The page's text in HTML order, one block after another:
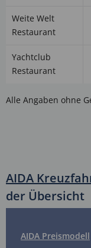
Weite Welt
Restaurant
Yachtclub
Restaurant
Alle Angaben ohne
AIDA
der Übersicht
AIDA Preismodell